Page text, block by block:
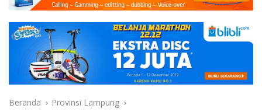
Beranda Provinsi Lampung